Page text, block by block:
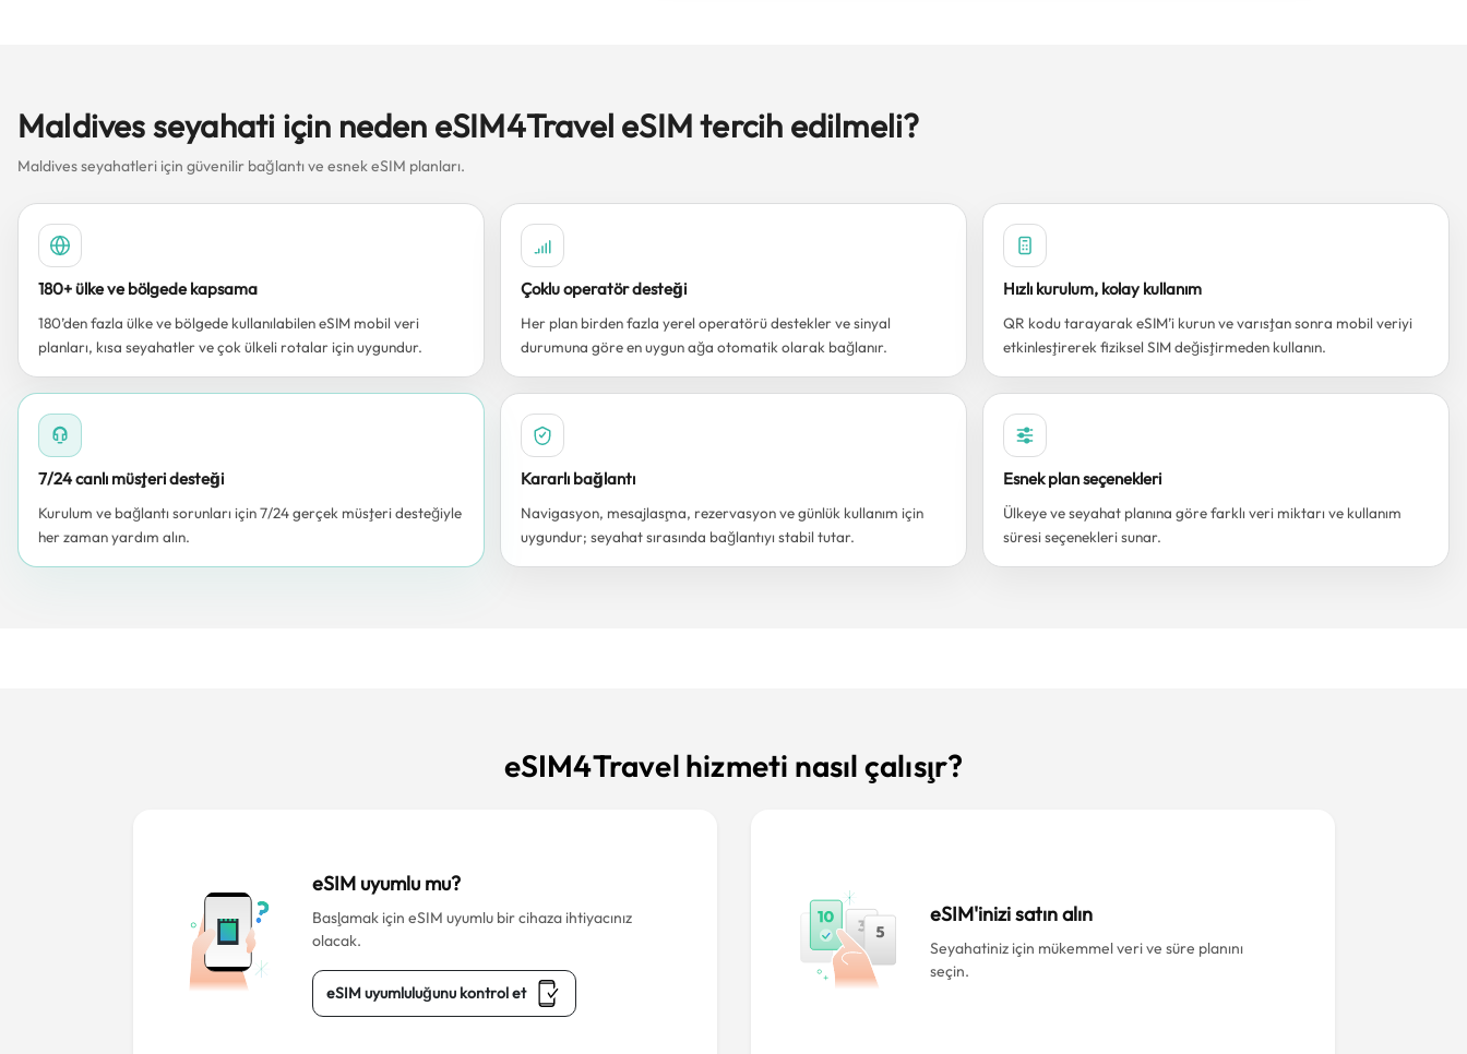
Maldives seyahati için neden eSIM4Travel eSIM tercih edilmeli?
Maldives seyahatleri için güvenilir bağlantı ve esnek eSIM planları.
180+ ülke ve bölgede kapsama
180’den fazla ülke ve bölgede kullanılabilen eSIM mobil veri
planları, kısa seyahatler ve çok ülkeli rotalar için uygundur.
Çoklu operatör desteği
Her plan birden fazla yerel operatörü destekler ve sinyal
durumuna göre en uygun ağa otomatik olarak bağlanır.
Hızlı kurulum, kolay kullanım
QR kodu tarayarak eSIM’i kurun ve varıştan sonra mobil veriyi
etkinleştirerek fiziksel SIM değiştirmeden kullanın.
7/24 canlı müşteri desteği
Kurulum ve bağlantı sorunları için 7/24 gerçek müşteri desteğiyle
her zaman yardım alın.
Kararlı bağlantı
Navigasyon, mesajlaşma, rezervasyon ve günlük kullanım için
uygundur; seyahat sırasında bağlantıyı stabil tutar.
Esnek plan seçenekleri
Ülkeye ve seyahat planına göre farklı veri miktarı ve kullanım
süresi seçenekleri sunar.
eSIM4Travel hizmeti nasıl çalışır?
eSIM uyumlu mu?
Başlamak için eSIM uyumlu bir cihaza ihtiyacınız
olacak.
eSIM uyumluluğunu kontrol et
eSIM'inizi satın alın
Seyahatiniz için mükemmel veri ve süre planını
seçin.